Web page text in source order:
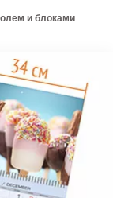
и блоками